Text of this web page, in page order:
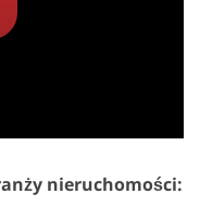
nieruchomości: